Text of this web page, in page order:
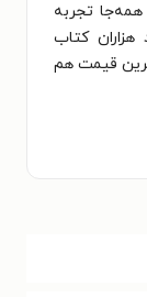
تجربه
کتاب
قیمت هم